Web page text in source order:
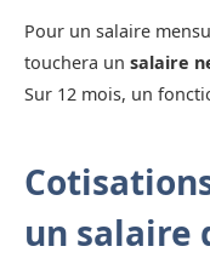
Pour un salaire
touchera un salaire
Sur 12 mois, un
un salaire